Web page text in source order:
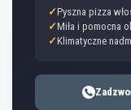
Pyszna pizza
Miła i pomocna
Klimatyczne